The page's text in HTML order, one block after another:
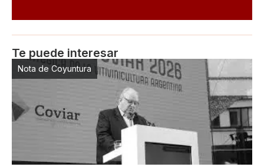
Te puede interesar
Nota de Coyuntura